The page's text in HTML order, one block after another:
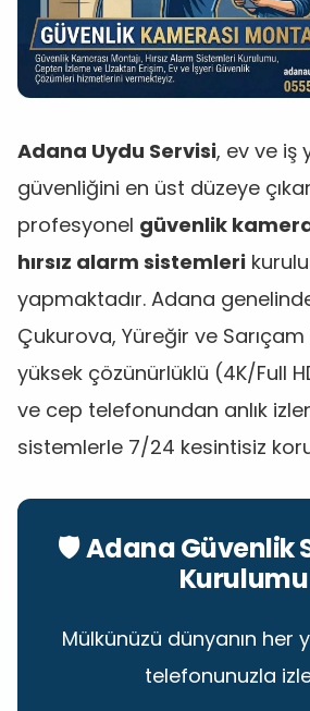
Adana Uydu Servisi, ev ve iş
güvenliğini en üst düzeye
profesyonel güvenlik
hırsız alarm sistemleri
yapmaktadır. Adana
Çukurova, Yüreğir ve
yüksek çözünürlüklü (4K/Full
ve cep telefonundan anlık
sistemlerle 7/24 kesintisiz
🛡️ Adana Güvenlik
Kurulumu
Mülkünüzü dünyanın her
telefonunuzla